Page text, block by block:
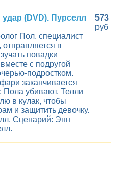
(DVD). Пурселл
Пол, специалист
отправляется в
повадки
с подругой
подростком.
заканчивается
Пола убивают. Телли
в кулак, чтобы
и защитить девочку.
Сценарий: Энн
573
руб